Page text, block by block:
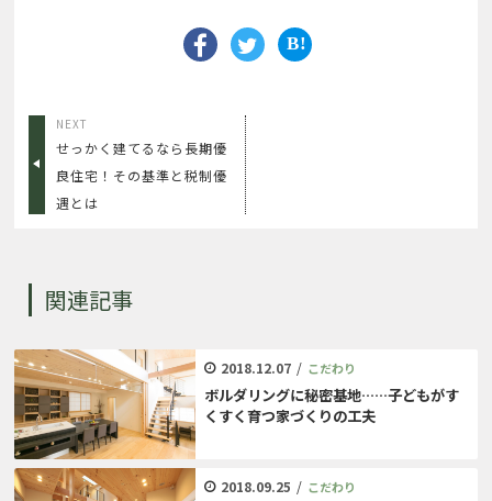
NEXT
せっかく建てるなら長期優
良住宅！その基準と税制優
遇とは
関連記事
2018.12.07 / こだわり
ボルダリングに秘密基地……子どもがす
くすく育つ家づくりの工夫
2018.09.25 / こだわり